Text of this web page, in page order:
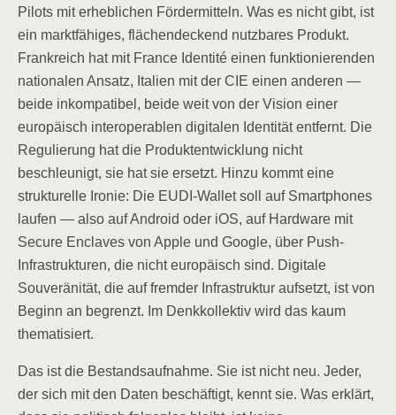
Pilots mit erheblichen Fördermitteln. Was es nicht gibt, ist
ein marktfähiges, flächendeckend nutzbares Produkt.
Frankreich hat mit France Identité einen funktionierenden
nationalen Ansatz, Italien mit der CIE einen anderen —
beide inkompatibel, beide weit von der Vision einer
europäisch interoperablen digitalen Identität entfernt. Die
Regulierung hat die Produktentwicklung nicht
beschleunigt, sie hat sie ersetzt. Hinzu kommt eine
strukturelle Ironie: Die EUDI-Wallet soll auf Smartphones
laufen — also auf Android oder iOS, auf Hardware mit
Secure Enclaves von Apple und Google, über Push-
Infrastrukturen, die nicht europäisch sind. Digitale
Souveränität, die auf fremder Infrastruktur aufsetzt, ist von
Beginn an begrenzt. Im Denkkollektiv wird das kaum
thematisiert.
Das ist die Bestandsaufnahme. Sie ist nicht neu. Jeder,
der sich mit den Daten beschäftigt, kennt sie. Was erklärt,